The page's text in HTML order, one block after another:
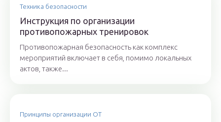
Техника безопасности
Инструкция по организации
противопожарных тренировок
Противопожарная безопасность как комплекс
мероприятий включает в себя, помимо локальных
актов, также...
Принципы организации ОТ